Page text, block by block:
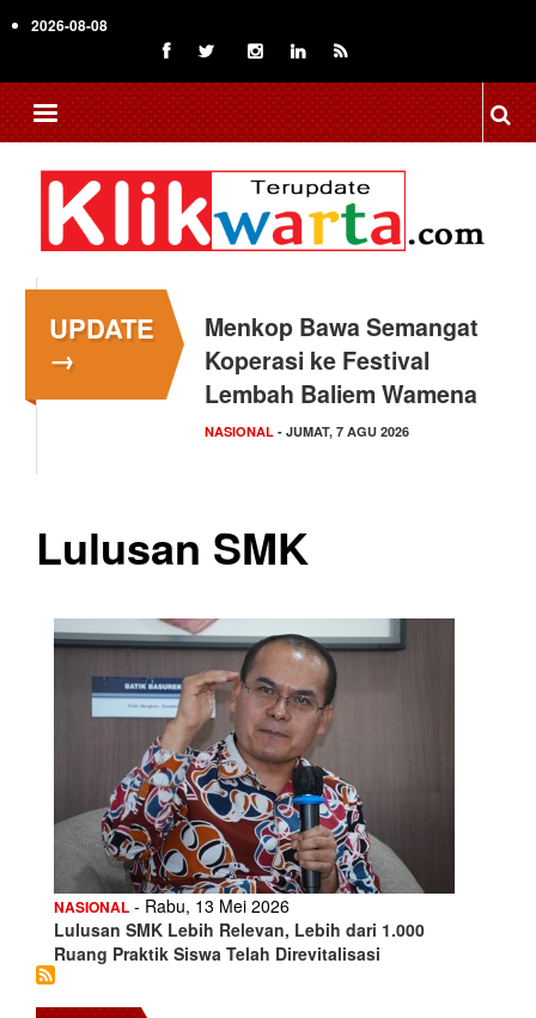
to
content
2026-08-08
UPDATE
→
Menkop Bawa Semangat
Koperasi ke Festival
Lembah Baliem Wamena
NASIONAL - JUMAT, 7 AGU 2026
Lulusan SMK
NASIONAL - Rabu, 13 Mei 2026
Lulusan SMK Lebih Relevan, Lebih dari 1.000
Ruang Praktik Siswa Telah Direvitalisasi